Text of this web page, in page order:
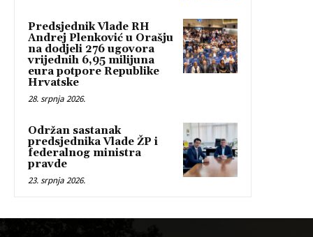
Predsjednik Vlade RH
Andrej Plenković u Orašju
na dodjeli 276 ugovora
vrijednih 6,95 milijuna
eura potpore Republike
Hrvatske
28. srpnja 2026.
Održan sastanak
predsjednika Vlade ŽP i
federalnog ministra
pravde
23. srpnja 2026.